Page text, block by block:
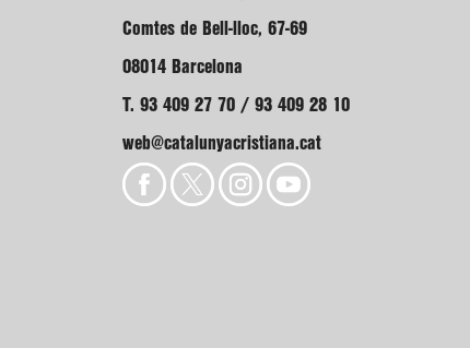
Comtes de Bell-lloc, 67-69
08014 Barcelona
T. 93 409 27 70 / 93 409 28 10
web@catalunyacristiana.cat